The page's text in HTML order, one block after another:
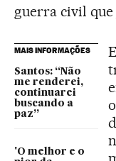
guerra civil que
MAIS INFORMAÇÕES
Santos: “Não
me renderei,
continuarei
buscando a
paz”
'O melhor e o